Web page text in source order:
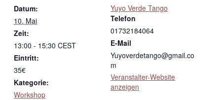
Datum:
10. Mai
Zeit:
13:00 - 15:30 CEST
Eintritt:
35€
Kategorie:
Workshop
Yuyo Verde Tango
Telefon
01732184064
E-Mail
Yuyoverdetango@gmail.co
m
Veranstalter-Website
anzeigen